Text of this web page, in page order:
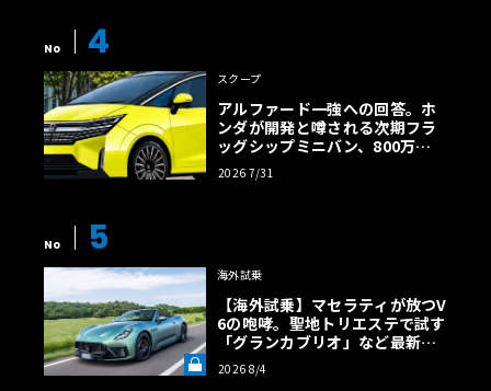
No 4
スクープ
アルファード一強への回答。ホ
ンダが開発と噂される次期フラ
ッグシップミニバン、800万円
超の勝算【予想CG】
2026 7/31
No 5
海外試乗
【海外試乗】マセラティが放つV
6の咆哮。聖地トリエステで試す
「グランカブリオ」など最新ト
ロフェオ3台の官能評価《LE VO
LANT LAB》
2026 8/4